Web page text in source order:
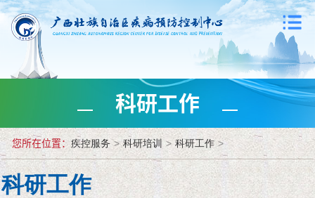
科研工作
您所在位置：疾控服务 > 科研培训 > 科研工作 >
科研工作